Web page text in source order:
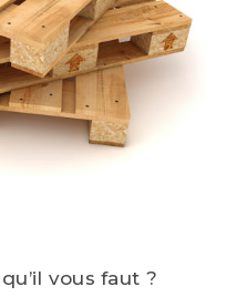
vous faut ?